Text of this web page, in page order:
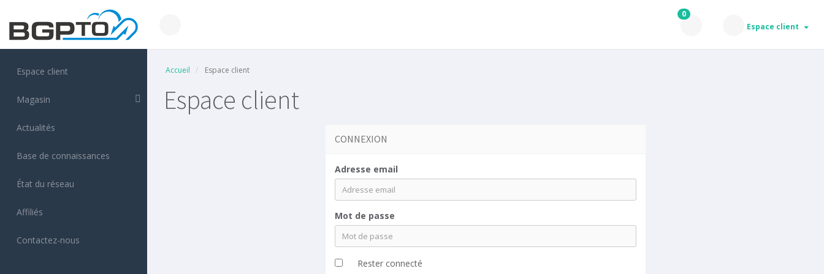
0
Espace client
Espace client
Magasin
Actualités
Base de connaissances
État du réseau
Affiliés
Contactez-nous
Accueil Espace client
Espace client
CONNEXION
Adresse email
Mot de passe
Rester connecté